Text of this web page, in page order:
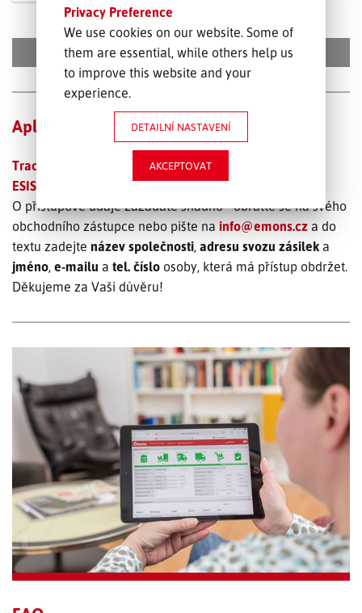
HLEDAT
Aplikace
Tracking & Tracing – Sledování zásilek
ESIS-K – Online objednání přepravy
O přístupové údaje zažádáte snadno - obraťte se na svého
obchodního zástupce nebo pište na info@emons.cz a do
textu zadejte název společnosti, adresu svozu zásileka
jméno, e-mailu a tel. číslo osoby, která má přístup obdržet.
Děkujeme za Vaši důvěru!
Privacy Preference
We use cookies on our website. Some of
them are essential, while others help us
to improve this website and your
experience.
DETAILNÍ NASTAVENÍ
AKCEPTOVAT